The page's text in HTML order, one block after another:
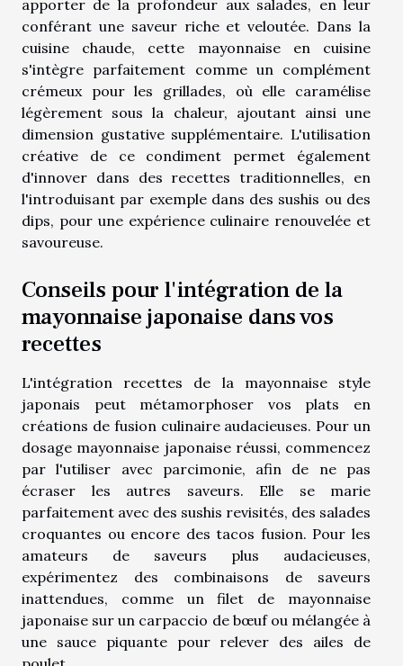
apporter de la profondeur aux salades, en leur
conférant une saveur riche et veloutée. Dans la
cuisine chaude, cette mayonnaise en cuisine
s'intègre parfaitement comme un complément
crémeux pour les grillades, où elle caramélise
légèrement sous la chaleur, ajoutant ainsi une
dimension gustative supplémentaire. L'utilisation
créative de ce condiment permet également
d'innover dans des recettes traditionnelles, en
l'introduisant par exemple dans des sushis ou des
dips, pour une expérience culinaire renouvelée et
savoureuse.
Conseils pour l'intégration de la
mayonnaise japonaise dans vos
recettes
L'intégration recettes de la mayonnaise style
japonais peut métamorphoser vos plats en
créations de fusion culinaire audacieuses. Pour un
dosage mayonnaise japonaise réussi, commencez
par l'utiliser avec parcimonie, afin de ne pas
écraser les autres saveurs. Elle se marie
parfaitement avec des sushis revisités, des salades
croquantes ou encore des tacos fusion. Pour les
amateurs de saveurs plus audacieuses,
expérimentez des combinaisons de saveurs
inattendues, comme un filet de mayonnaise
japonaise sur un carpaccio de bœuf ou mélangée à
une sauce piquante pour relever des ailes de